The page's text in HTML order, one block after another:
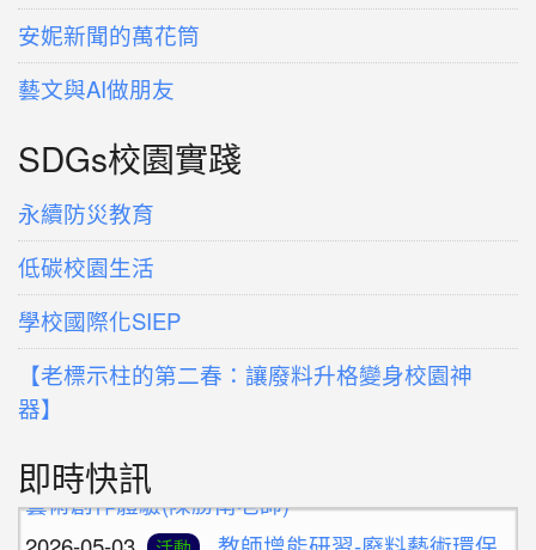
安妮新聞的萬花筒
藝文與AI做朋友
SDGs校園實踐
永續防災教育
低碳校園生活
學校國際化SIEP
【老標示柱的第二春：讓廢料升格變身校園神
器】
即時快訊
藝術創作體驗(陳勝南老師)
活動
教師增能研習-廢料藝術環保